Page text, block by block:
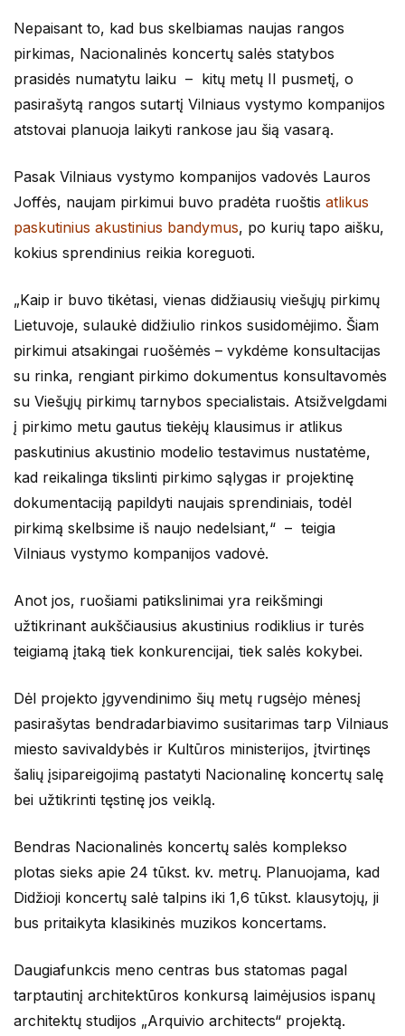
Nepaisant to, kad bus skelbiamas naujas rangos
pirkimas, Nacionalinės koncertų salės statybos
prasidės numatytu laiku – kitų metų II pusmetį, o
pasirašytą rangos sutartį Vilniaus vystymo kompanijos
atstovai planuoja laikyti rankose jau šią vasarą.
Pasak Vilniaus vystymo kompanijos vadovės Lauros
Joffės, naujam pirkimui buvo pradėta ruoštis atlikus
paskutinius akustinius bandymus, po kurių tapo aišku,
kokius sprendinius reikia koreguoti.
„Kaip ir buvo tikėtasi, vienas didžiausių viešųjų pirkimų
Lietuvoje, sulaukė didžiulio rinkos susidomėjimo. Šiam
pirkimui atsakingai ruošėmės – vykdėme konsultacijas
su rinka, rengiant pirkimo dokumentus konsultavomės
su Viešųjų pirkimų tarnybos specialistais. Atsižvelgdami
į pirkimo metu gautus tiekėjų klausimus ir atlikus
paskutinius akustinio modelio testavimus nustatėme,
kad reikalinga tikslinti pirkimo sąlygas ir projektinę
dokumentaciją papildyti naujais sprendiniais, todėl
pirkimą skelbsime iš naujo nedelsiant,“ – teigia
Vilniaus vystymo kompanijos vadovė.
Anot jos, ruošiami patikslinimai yra reikšmingi
užtikrinant aukščiausius akustinius rodiklius ir turės
teigiamą įtaką tiek konkurencijai, tiek salės kokybei.
Dėl projekto įgyvendinimo šių metų rugsėjo mėnesį
pasirašytas bendradarbiavimo susitarimas tarp Vilniaus
miesto savivaldybės ir Kultūros ministerijos, įtvirtinęs
šalių įsipareigojimą pastatyti Nacionalinę koncertų salę
bei užtikrinti tęstinę jos veiklą.
Bendras Nacionalinės koncertų salės komplekso
plotas sieks apie 24 tūkst. kv. metrų. Planuojama, kad
Didžioji koncertų salė talpins iki 1,6 tūkst. klausytojų, ji
bus pritaikyta klasikinės muzikos koncertams.
Daugiafunkcis meno centras bus statomas pagal
tarptautinį architektūros konkursą laimėjusios ispanų
architektų studijos „Arquivio architects“ projektą.